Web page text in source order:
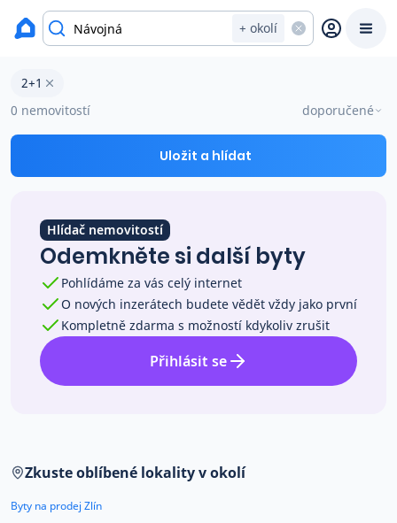
+ okolí
Prodat
Prodej s Reas.cz
Ceny prodaných nemovitostí
Okamžitý výkup
Přehled realitních makléřů
O nás
Kariéra
okres Zlín
Byty 2+1 na prodej Návojná
2+1
0 nemovitostí
doporučené
Uložit a hlídat
Hlídač nemovitostí
Odemkněte si další byty
Pohlídáme za vás celý internet
O nových inzerátech budete vědět vždy jako první
Kompletně zdarma s možností kdykoliv zrušit
Přihlásit se
Zkuste oblíbené lokality v okolí
Byty na prodej Zlín